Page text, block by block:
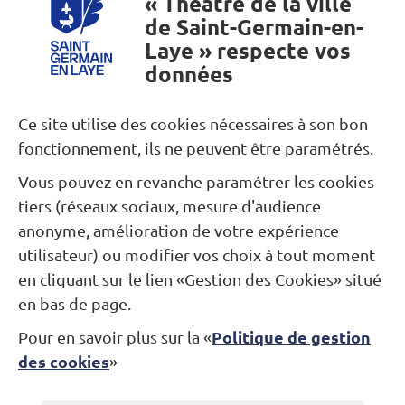
de Saint-Germain-en-
Laye » respecte vos
données
Ce site utilise des cookies nécessaires à son bon
fonctionnement, ils ne peuvent être paramétrés.
Vous pouvez en revanche paramétrer les cookies
tiers (réseaux sociaux, mesure d'audience
anonyme, amélioration de votre expérience
utilisateur) ou modifier vos choix à tout moment
en cliquant sur le lien «Gestion des Cookies» situé
en bas de page.
Pour en savoir plus sur la «Politique de gestion
des cookies»
Nous contacter
Restons connectés...
Newsletter FacebookInstagram
Théâtre Alexandre Dumas